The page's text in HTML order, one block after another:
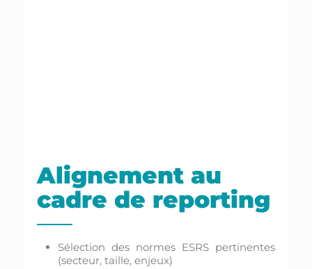
Alignement au
cadre de reporting
Sélection des normes ESRS pertinentes
(secteur, taille, enjeux)